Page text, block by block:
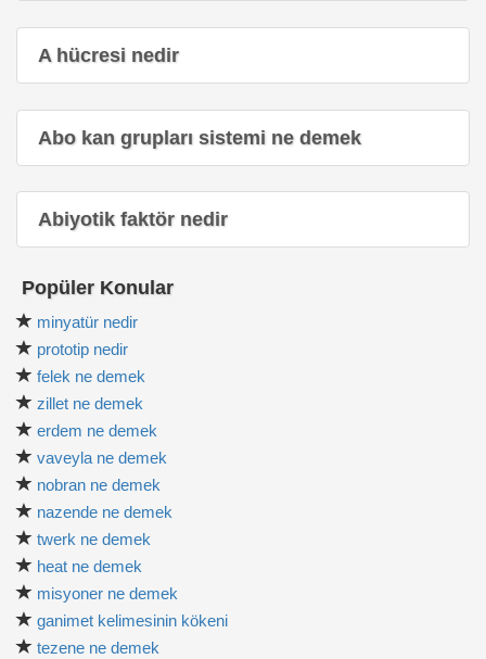
A hücresi nedir
Abo kan grupları sistemi ne demek
Abiyotik faktör nedir
Popüler Konular
minyatür nedir
prototip nedir
felek ne demek
zillet ne demek
erdem ne demek
vaveyla ne demek
nobran ne demek
nazende ne demek
twerk ne demek
heat ne demek
misyoner ne demek
ganimet kelimesinin kökeni
tezene ne demek